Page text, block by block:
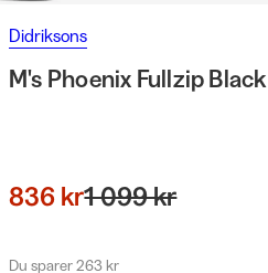
Didriksons
M's Phoenix Fullzip Black
836 kr1 099 kr
Du sparer 263 kr